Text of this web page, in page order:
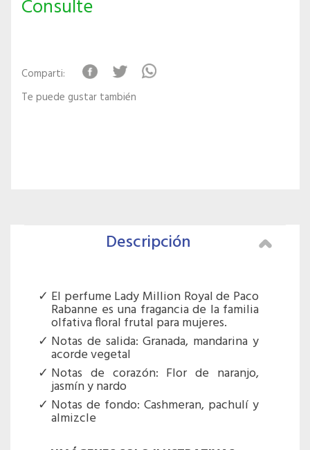
Consulte
Comparti:
Te puede gustar también
Descripción
El perfume Lady Million Royal de Paco
Rabanne es una fragancia de la familia
olfativa floral frutal para mujeres.
Notas de salida: Granada, mandarina y
acorde vegetal
Notas de corazón: Flor de naranjo,
jasmín y nardo
Notas de fondo: Cashmeran, pachulí y
almizcle